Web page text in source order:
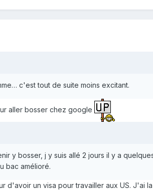
c'est tout de suite moins excitant.
aller bosser chez google
y bosser, j y suis allé 2 jours il y a
bac amélioré.
d'avoir un visa pour travailler aux US. J'ai